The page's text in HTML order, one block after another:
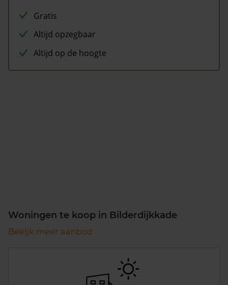
Gratis
Altijd opzegbaar
Altijd op de hoogte
Woningen te koop in Bilderdijkkade
Bekijk meer aanbod